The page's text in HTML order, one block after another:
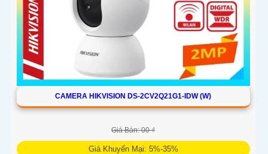
CAMERA HIKVISION DS-2CV2Q21G1-IDW (W)
Giá Bán: 00 ₫
Giá Khuyến Mại: 5%-35%